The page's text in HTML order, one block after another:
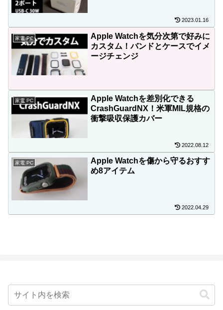
2023.01.16
家電 PC
Apple Watchを気分次第で好みに
カスタム！バンドとケースでイメ
ージチェンジ
家電 PC
Apple Watchを差別化できる
CrashGuardNX！米軍MIL規格の
衝撃吸収保護カバー
2022.08.12
家電 PC
Apple Watchを傷から守るおすす
め8アイテム
2022.04.29